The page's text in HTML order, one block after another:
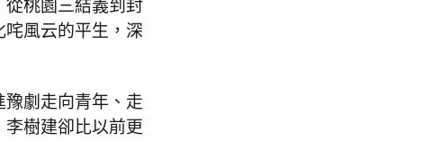
桃園三結義到封
風云的平生，深
劇走向青年、走
樹建卻比以前更